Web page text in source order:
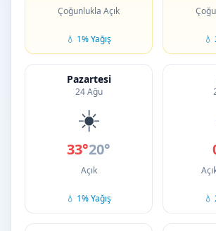
Çoğunlukla Açık
💧 1% Yağış 💧
Pazartesi
24 Ağu
☀️
33°20°
Açık
💧 1% Yağış 💧